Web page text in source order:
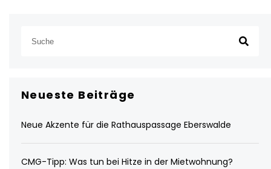
Neueste Beiträge
Neue Akzente für die Rathauspassage Eberswalde
CMG-Tipp: Was tun bei Hitze in der Mietwohnung?